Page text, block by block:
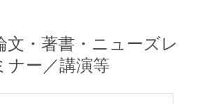
文・著書・ニューズレ
ナー／講演等